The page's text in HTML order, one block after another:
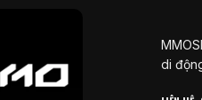
di